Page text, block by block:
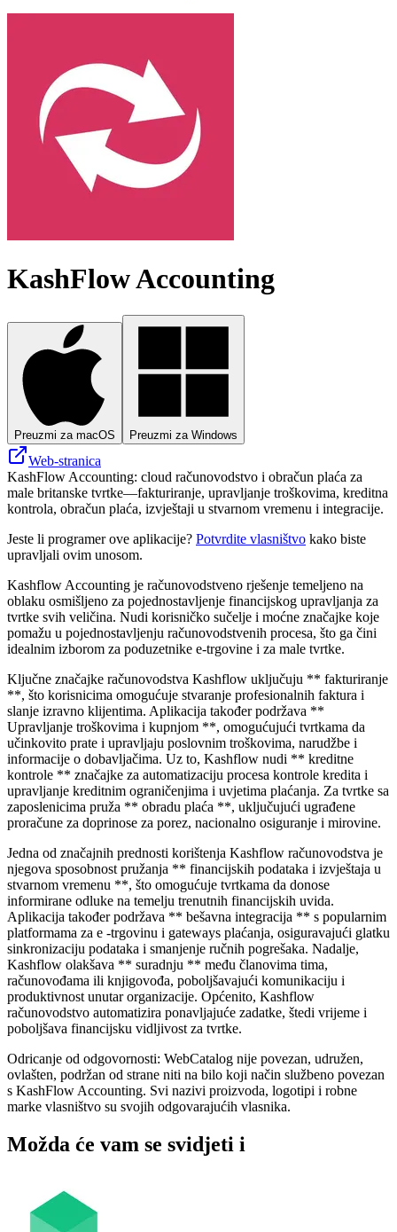
KashFlow Accounting
Preuzmi za macOS Preuzmi za Windows
Web-stranica
KashFlow Accounting: cloud računovodstvo i obračun plaća za
male britanske tvrtke—fakturiranje, upravljanje troškovima, kreditna
kontrola, obračun plaća, izvještaji u stvarnom vremenu i integracije.
Jeste li programer ove aplikacije? Potvrdite vlasništvo kako biste
upravljali ovim unosom.
Kashflow Accounting je računovodstveno rješenje temeljeno na
oblaku osmišljeno za pojednostavljenje financijskog upravljanja za
tvrtke svih veličina. Nudi korisničko sučelje i moćne značajke koje
pomažu u pojednostavljenju računovodstvenih procesa, što ga čini
idealnim izborom za poduzetnike e-trgovine i za male tvrtke.
Ključne značajke računovodstva Kashflow uključuju ** fakturiranje
**, što korisnicima omogućuje stvaranje profesionalnih faktura i
slanje izravno klijentima. Aplikacija također podržava **
Upravljanje troškovima i kupnjom **, omogućujući tvrtkama da
učinkovito prate i upravljaju poslovnim troškovima, narudžbe i
informacije o dobavljačima. Uz to, Kashflow nudi ** kreditne
kontrole ** značajke za automatizaciju procesa kontrole kredita i
upravljanje kreditnim ograničenjima i uvjetima plaćanja. Za tvrtke sa
zaposlenicima pruža ** obradu plaća **, uključujući ugrađene
proračune za doprinose za porez, nacionalno osiguranje i mirovine.
Jedna od značajnih prednosti korištenja Kashflow računovodstva je
njegova sposobnost pružanja ** financijskih podataka i izvještaja u
stvarnom vremenu **, što omogućuje tvrtkama da donose
informirane odluke na temelju trenutnih financijskih uvida.
Aplikacija također podržava ** bešavna integracija ** s popularnim
platformama za e -trgovinu i gateways plaćanja, osiguravajući glatku
sinkronizaciju podataka i smanjenje ručnih pogrešaka. Nadalje,
Kashflow olakšava ** suradnju ** među članovima tima,
računovođama ili knjigovođa, poboljšavajući komunikaciju i
produktivnost unutar organizacije. Općenito, Kashflow
računovodstvo automatizira ponavljajuće zadatke, štedi vrijeme i
poboljšava financijsku vidljivost za tvrtke.
Odricanje od odgovornosti: WebCatalog nije povezan, udružen,
ovlašten, podržan od strane niti na bilo koji način službeno povezan
s KashFlow Accounting. Svi nazivi proizvoda, logotipi i robne
marke vlasništvo su svojih odgovarajućih vlasnika.
Možda će vam se svidjeti i